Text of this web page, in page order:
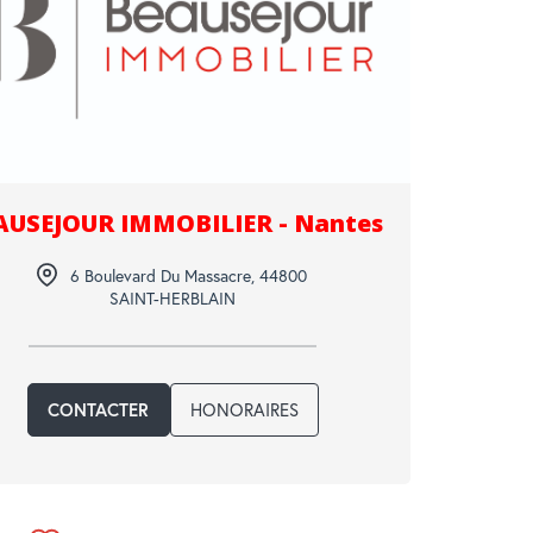
IMMOBILIER - Nantes
6 Boulevard Du Massacre, 44800
SAINT-HERBLAIN
CONTACTER HONORAIRES